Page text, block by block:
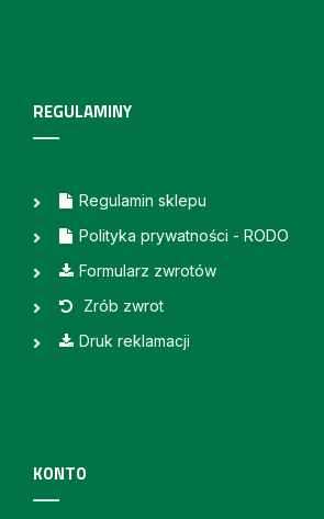
REGULAMINY
Regulamin sklepu
Polityka prywatności - RODO
Formularz zwrotów
Zrób zwrot
Druk reklamacji
KONTO